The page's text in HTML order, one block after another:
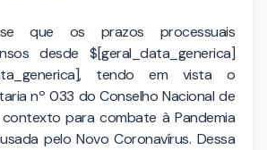
se que os prazos processuais
desde $[geral_data_generica]
tendo em vista o
nº 033 do Conselho Nacional de
para combate à Pandemia
pelo Novo Coronavírus. Dessa